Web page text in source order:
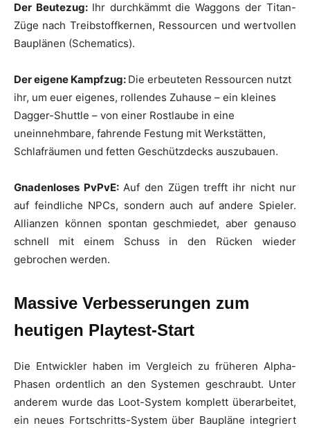
Der Beutezug: Ihr durchkämmt die Waggons der Titan-
Züge nach Treibstoffkernen, Ressourcen und wertvollen
Bauplänen (Schematics).
Der eigene Kampfzug: Die erbeuteten Ressourcen nutzt
ihr, um euer eigenes, rollendes Zuhause – ein kleines
Dagger-Shuttle – von einer Rostlaube in eine
uneinnehmbare, fahrende Festung mit Werkstätten,
Schlafräumen und fetten Geschützdecks auszubauen.
Gnadenloses PvPvE: Auf den Zügen trefft ihr nicht nur
auf feindliche NPCs, sondern auch auf andere Spieler.
Allianzen können spontan geschmiedet, aber genauso
schnell mit einem Schuss in den Rücken wieder
gebrochen werden.
Massive Verbesserungen zum
heutigen Playtest-Start
Die Entwickler haben im Vergleich zu früheren Alpha-
Phasen ordentlich an den Systemen geschraubt. Unter
anderem wurde das Loot-System komplett überarbeitet,
ein neues Fortschritts-System über Baupläne integriert